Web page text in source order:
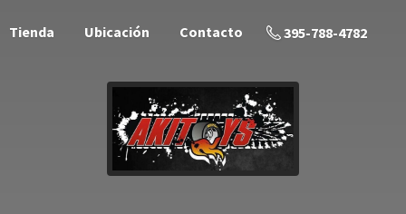
Tienda Ubicación Contacto 395-788-4782